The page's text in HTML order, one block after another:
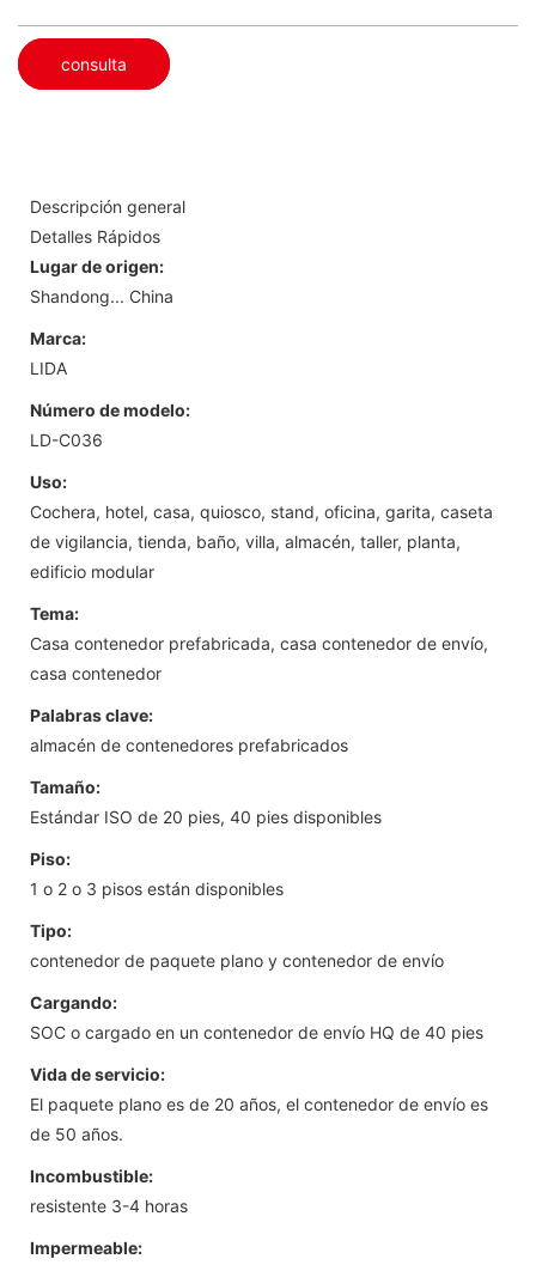
consulta
Descripción general
Detalles Rápidos
Lugar de origen:
Shandong... China
Marca:
LIDA
Número de modelo:
LD-C036
Uso:
Cochera, hotel, casa, quiosco, stand, oficina, garita, caseta
de vigilancia, tienda, baño, villa, almacén, taller, planta,
edificio modular
Tema:
Casa contenedor prefabricada, casa contenedor de envío,
casa contenedor
Palabras clave:
almacén de contenedores prefabricados
Tamaño:
Estándar ISO de 20 pies, 40 pies disponibles
Piso:
1 o 2 o 3 pisos están disponibles
Tipo:
contenedor de paquete plano y contenedor de envío
Cargando:
SOC o cargado en un contenedor de envío HQ de 40 pies
Vida de servicio:
El paquete plano es de 20 años, el contenedor de envío es
de 50 años.
Incombustible:
resistente 3-4 horas
Impermeable: